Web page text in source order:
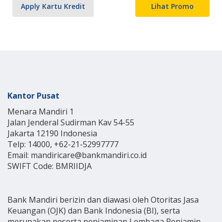
Apply Kartu Kredit Lihat Promo
Kantor Pusat
Menara Mandiri 1
Jalan Jenderal Sudirman Kav 54-55
Jakarta 12190 Indonesia
Telp: 14000, +62-21-52997777
Email: mandiricare@bankmandiri.co.id
SWIFT Code: BMRIIDJA
Bank Mandiri berizin dan diawasi oleh Otoritas Jasa
Keuangan (OJK) dan Bank Indonesia (BI), serta